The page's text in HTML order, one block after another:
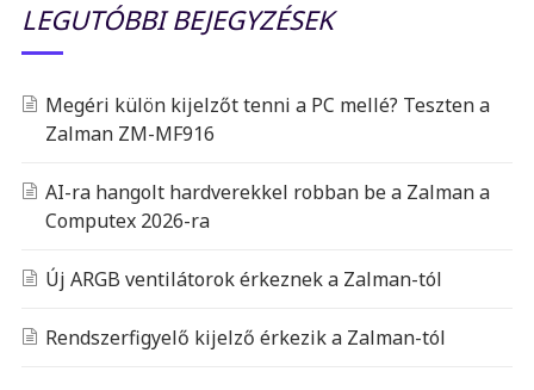
LEGUTÓBBI BEJEGYZÉSEK
Megéri külön kijelzőt tenni a PC mellé? Teszten a
Zalman ZM-MF916
AI-ra hangolt hardverekkel robban be a Zalman a
Computex 2026-ra
Új ARGB ventilátorok érkeznek a Zalman-tól
Rendszerfigyelő kijelző érkezik a Zalman-tól